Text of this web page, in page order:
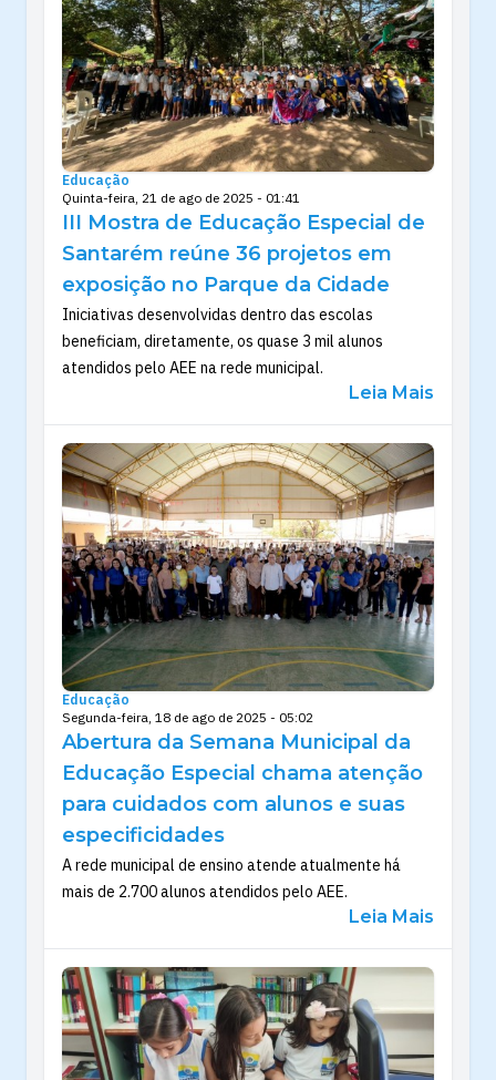
Educação
Quinta-feira, 21 de ago de 2025 - 01:41
III Mostra de Educação Especial de
Santarém reúne 36 projetos em
exposição no Parque da Cidade
Iniciativas desenvolvidas dentro das escolas
beneficiam, diretamente, os quase 3 mil alunos
atendidos pelo AEE na rede municipal.
Leia Mais
Educação
Segunda-feira, 18 de ago de 2025 - 05:02
Abertura da Semana Municipal da
Educação Especial chama atenção
para cuidados com alunos e suas
especificidades
A rede municipal de ensino atende atualmente há
mais de 2.700 alunos atendidos pelo AEE.
Leia Mais